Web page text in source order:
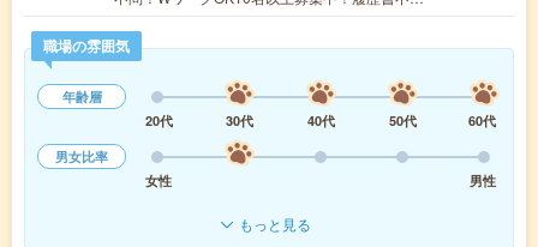
職場の雰囲気
年齢層
20代
30代 40代 50代
60代
男女比率
女性
男性
もっと見る